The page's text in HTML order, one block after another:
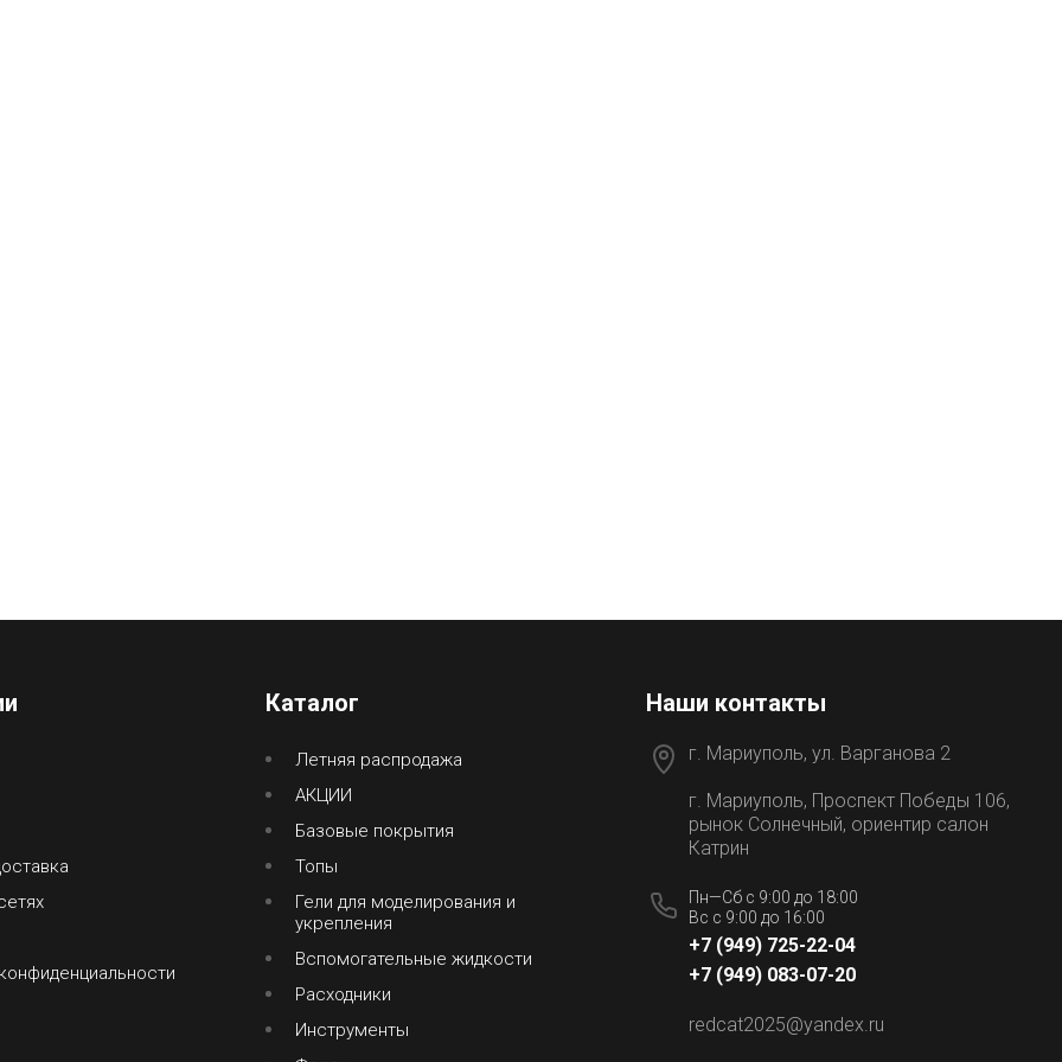
Каталог
Летняя распродажа
АКЦИИ
Базовые покрытия
Топы
Гели для моделирования и
укрепления
Вспомогательные жидкости
Расходники
Инструменты
Наши контакты
г. Мариуполь, ул. Варганова 2
г. Мариуполь, Проспект Победы 106,
рынок Солнечный, ориентир салон
Катрин
Пн—Сб с 9:00 до 18:00
Вс с 9:00 до 16:00
+7 (949) 725-22-04
+7 (949) 083-07-20
redcat2025@yandex.ru